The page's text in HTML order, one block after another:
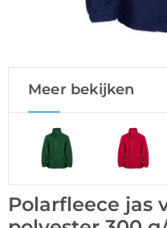
Meer bekijken
Polarfleece jas